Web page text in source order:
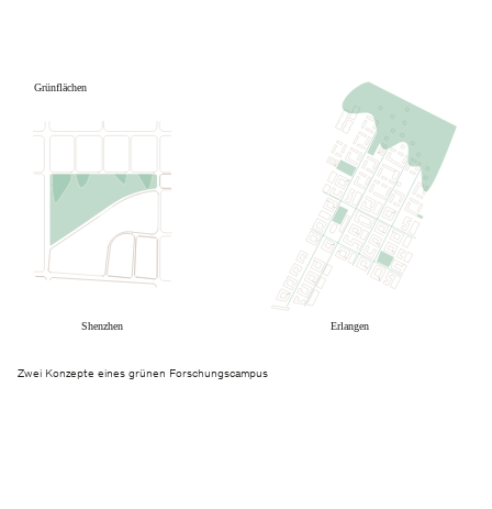
Zwei Konzepte eines grünen Forschungscampus